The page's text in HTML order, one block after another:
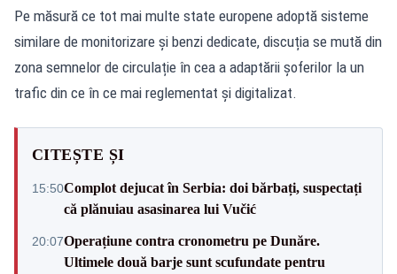
Pe măsură ce tot mai multe state europene adoptă sisteme
similare de monitorizare și benzi dedicate, discuția se mută din
zona semnelor de circulație în cea a adaptării șoferilor la un
trafic din ce în ce mai reglementat și digitalizat.
CITEȘTE ȘI
15:50Complot dejucat în Serbia: doi bărbați, suspectați
că plănuiau asasinarea lui Vučić
20:07Operațiune contra cronometru pe Dunăre.
Ultimele două barje sunt scufundate pentru